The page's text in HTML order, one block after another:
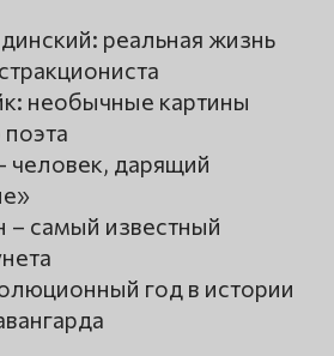
реальная жизнь
необычные картины
дарящий
– самый известный
год в истории